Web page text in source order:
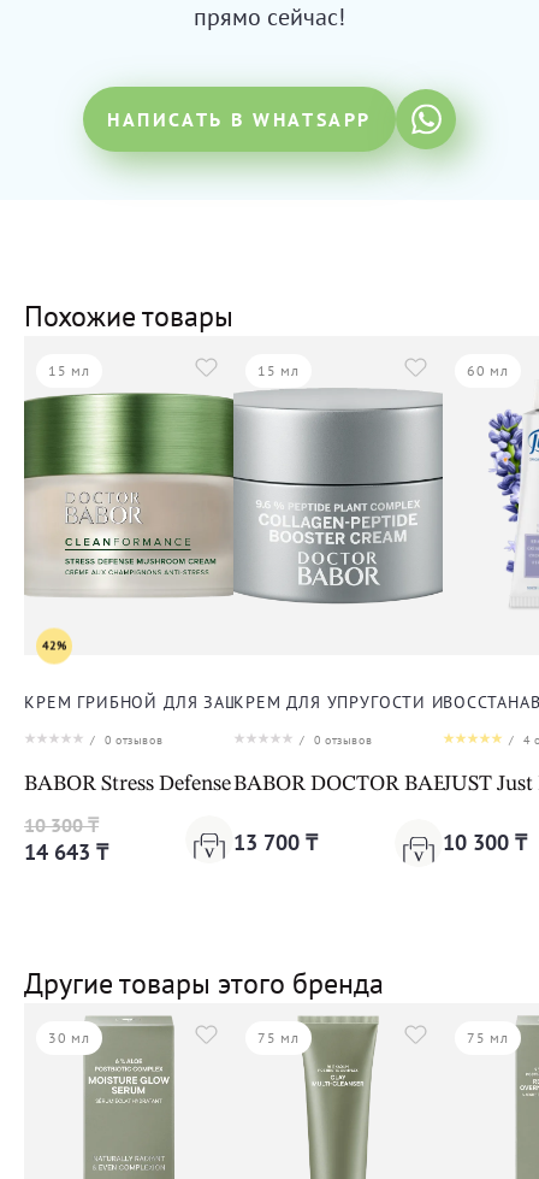
прямо сейчас!
НАПИСАТЬ В WHATSAPP
Похожие товары
15 мл
42%
КРЕМ ГРИБНОЙ ДЛЯ ЗАЩИТЫ ОТ СТРЕССА ДЛЯ ЛИЦА
/ 0 отзывов
BABOR Stress Defense Mushroom Cream
10 300 ₸
14 643 ₸
15 мл
КРЕМ ДЛЯ УПРУГОСТИ И
/ 0 отзывов
BABOR DOCTOR BABOR
13 700 ₸
60 мл
/ 4
JUST
10 300 ₸
Другие товары этого бренда
30 мл 75 мл 75 мл